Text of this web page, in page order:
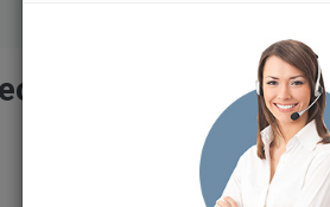
двойник,